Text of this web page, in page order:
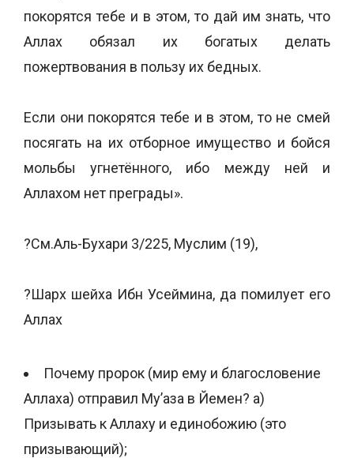
покорятся тебе и в этом, то дай им знать, что
Аллах обязал их богатых делать
пожертвования в пользу их бедных.
Если они покорятся тебе и в этом, то не смей
посягать на их отборное имущество и бойся
мольбы угнетённого, ибо между ней и
Аллахом нет преграды».
?См.Аль-Бухари 3/225, Муслим (19),
?Шарх шейха Ибн Усеймина, да помилует его
Аллах
Пoчему пророк (мир ему и благословение
Аллаха) отправил Му’аза в Йемен? а)
Призывать к Аллаху и единобожию (это
призывающий);